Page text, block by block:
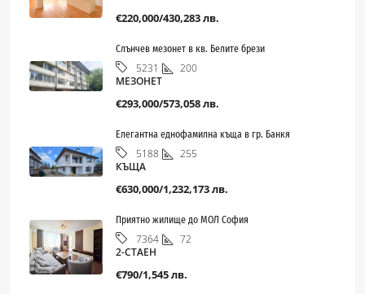
€220,000/430,283 лв.
Слънчев мезонет в кв. Белите брези
5231
200
МЕЗОНЕТ
€293,000/573,058 лв.
Елегантна еднофамилна къща в гр. Банкя
5188
255
КЪЩА
€630,000/1,232,173 лв.
Приятно жилище до МОЛ София
7364
72
2-СТАЕН
€790/1,545 лв.